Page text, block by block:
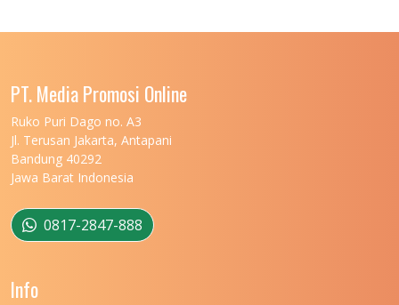
UNIVERSITAS MALIKUSSALEH
UNIVERSITAS MARITIM RAJA ALI HAJI
UNIVERSITAS MATARAM
UNIVERSITAS MULAWARMAN
UNIVERSITAS MUSAMUS
PT. Media Promosi Online
Ruko Puri Dago no. A3
Jl. Terusan Jakarta, Antapani
Bandung 40292
Jawa Barat Indonesia
0817-2847-888
Info